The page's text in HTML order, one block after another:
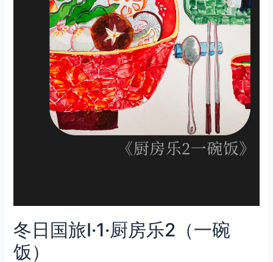
冬日国旅Ⅰ·1·厨房乐2（一碗
饭）